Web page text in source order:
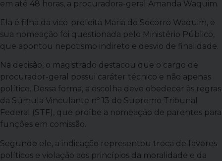
em até 48 horas, a procuradora-geral Amanda Waquim.
Ela é filha da vice-prefeita Maria do Socorro Waquim, e
sua nomeação foi questionada pelo Ministério Público,
que apontou nepotismo indireto e desvio de finalidade.
Na decisão, o magistrado destacou que o cargo de
procurador-geral possui caráter técnico e não apenas
político. Dessa forma, a escolha deve obedecer às regras
da Súmula Vinculante nº 13 do Supremo Tribunal
Federal (STF), que proíbe a nomeação de parentes para
funções em comissão.
Segundo ele, a indicação representou troca de favores
políticos e violação aos princípios da moralidade e da